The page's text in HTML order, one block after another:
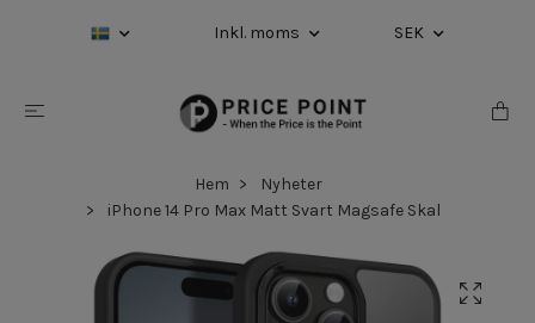
Inkl. moms SEK
Hem
Nyheter
iPhone 14 Pro Max Matt Svart Magsafe Skal